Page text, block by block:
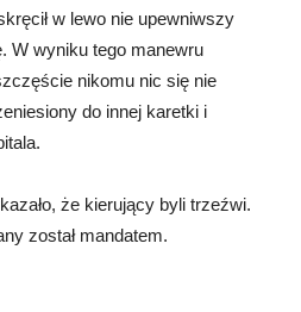
w lewo nie upewniwszy
W wyniku tego manewru
nikomu nic się nie
do innej karetki i
że kierujący byli trzeźwi.
został mandatem.